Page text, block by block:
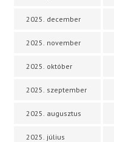
2025. december
2025. november
2025. október
2025. szeptember
2025. augusztus
2025. július